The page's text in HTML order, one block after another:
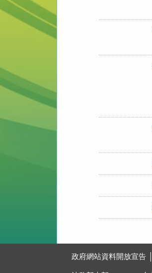
政府網站資料開放宣告